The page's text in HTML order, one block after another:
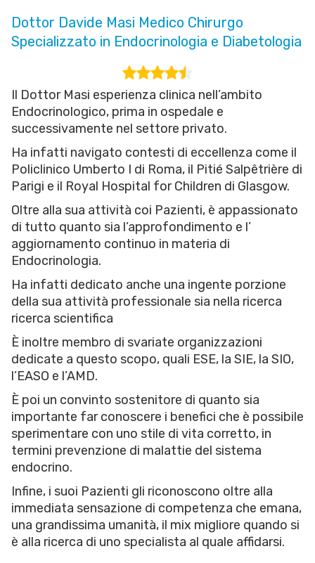
Dottor Davide Masi Medico Chirurgo
Specializzato in Endocrinologia e Diabetologia
Il Dottor Masi esperienza clinica nell’ambito
Endocrinologico, prima in ospedale e
successivamente nel settore privato.
Ha infatti navigato contesti di eccellenza come il
Policlinico Umberto I di Roma, il Pitié Salpêtrière di
Parigi e il Royal Hospital for Children di Glasgow.
Oltre alla sua attività coi Pazienti, è appassionato
di tutto quanto sia l’approfondimento e l’
aggiornamento continuo in materia di
Endocrinologia.
Ha infatti dedicato anche una ingente porzione
della sua attività professionale sia nella ricerca
ricerca scientifica
È inoltre membro di svariate organizzazioni
dedicate a questo scopo, quali ESE, la SIE, la SIO,
l’EASO e l’AMD.
È poi un convinto sostenitore di quanto sia
importante far conoscere i benefici che è possibile
sperimentare con uno stile di vita corretto, in
termini prevenzione di malattie del sistema
endocrino.
Infine, i suoi Pazienti gli riconoscono oltre alla
immediata sensazione di competenza che emana,
una grandissima umanità, il mix migliore quando si
è alla ricerca di uno specialista al quale affidarsi.